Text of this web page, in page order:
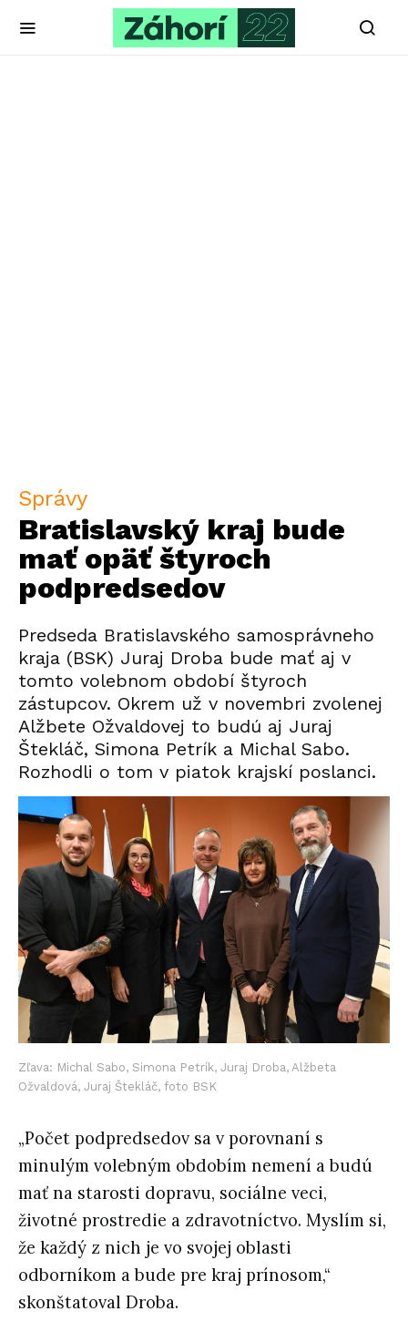
Správy
Bratislavský kraj bude
mať opäť štyroch
podpredsedov
Predseda Bratislavského samosprávneho
kraja (BSK) Juraj Droba bude mať aj v
tomto volebnom období štyroch
zástupcov. Okrem už v novembri zvolenej
Alžbete Ožvaldovej to budú aj Juraj
Štekláč, Simona Petrík a Michal Sabo.
Rozhodli o tom v piatok krajskí poslanci.
Zľava: Michal Sabo, Simona Petrík, Juraj Droba, Alžbeta
Ožvaldová, Juraj Štekláč, foto BSK
„Počet podpredsedov sa v porovnaní s
minulým volebným obdobím nemení a budú
mať na starosti dopravu, sociálne veci,
životné prostredie a zdravotníctvo. Myslím si,
že každý z nich je vo svojej oblasti
odborníkom a bude pre kraj prínosom,“
skonštatoval Droba.